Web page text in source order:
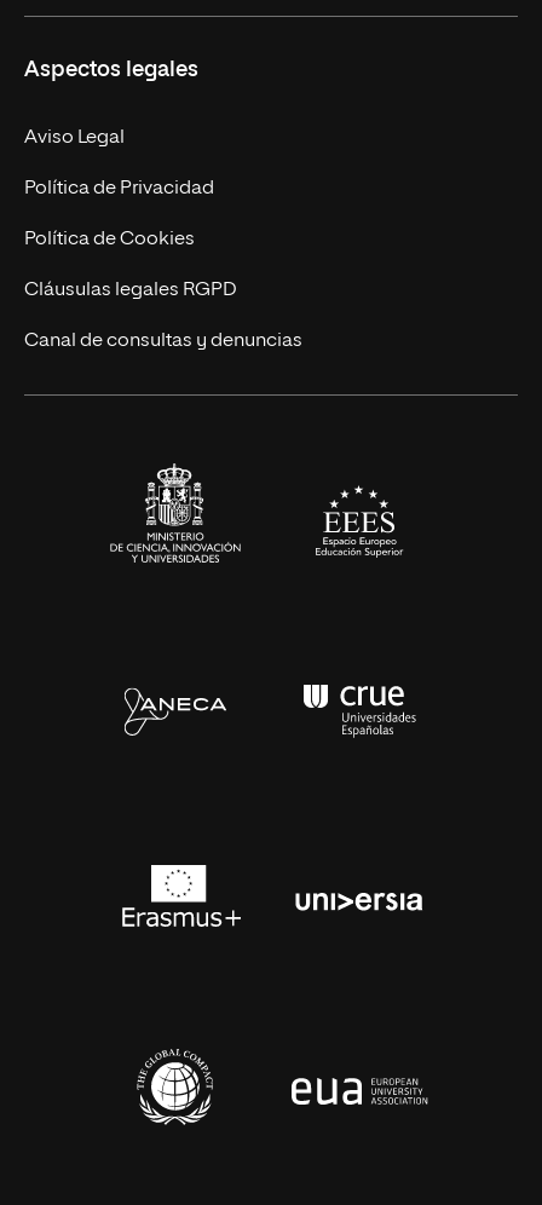
Empresa
MBA
Marketing y Comunicación
Ingeniería
Diseño
Ciencias de la Salud
Nuestro Equipo
Contacto
Aspectos legales
Aviso Legal
Política de Privacidad
Política de Cookies
Cláusulas legales RGPD
Canal de consultas y denuncias